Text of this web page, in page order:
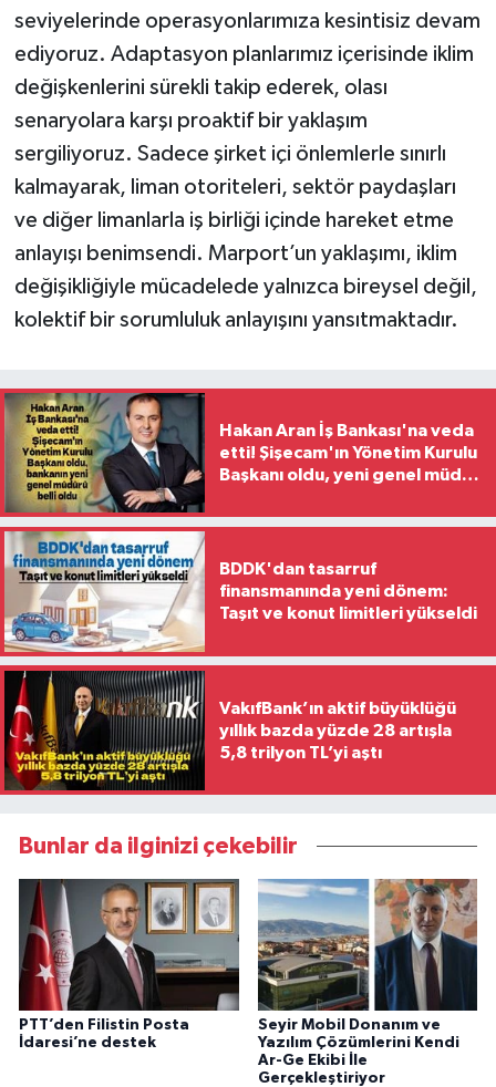
seviyelerinde operasyonlarımıza kesintisiz devam
ediyoruz. Adaptasyon planlarımız içerisinde iklim
değişkenlerini sürekli takip ederek, olası
senaryolara karşı proaktif bir yaklaşım
sergiliyoruz. Sadece şirket içi önlemlerle sınırlı
kalmayarak, liman otoriteleri, sektör paydaşları
ve diğer limanlarla iş birliği içinde hareket etme
anlayışı benimsendi. Marport’un yaklaşımı, iklim
değişikliğiyle mücadelede yalnızca bireysel değil,
kolektif bir sorumluluk anlayışını yansıtmaktadır.
Hakan Aran İş Bankası'na veda
etti! Şişecam'ın Yönetim Kurulu
Başkanı oldu, yeni genel müdür
BDDK'dan tasarruf
finansmanında yeni dönem:
Taşıt ve konut limitleri yükseldi
VakıfBank’ın aktif büyüklüğü
yıllık bazda yüzde 28 artışla
5,8 trilyon TL’yi aştı
Bunlar da ilginizi çekebilir
PTT’den Filistin Posta
İdaresi’ne destek
Seyir Mobil Donanım ve
Yazılım Çözümlerini Kendi
Ar-Ge Ekibi İle
Gerçekleştiriyor